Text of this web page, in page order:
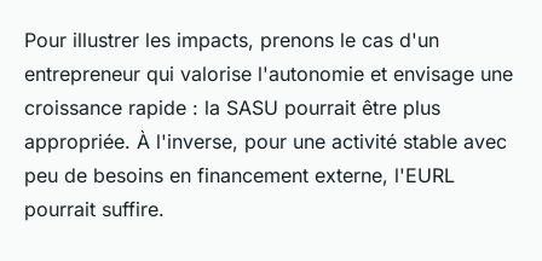
Pour illustrer les impacts, prenons le cas d'un
entrepreneur qui valorise l'autonomie et envisage une
croissance rapide : la SASU pourrait être plus
appropriée. À l'inverse, pour une activité stable avec
peu de besoins en financement externe, l'EURL
pourrait suffire.